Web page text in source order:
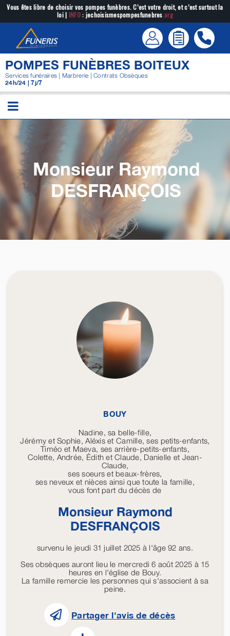
Passer
contenu
Vous êtes libre de choisir vos pompes funèbres. C’est votre droit, et c’est surtout la
loi | INFO: jechoisismespompesfunebres.org
POMPES FUNÈBRES BOITEUX
Services funéraires | Marbrerie | Contrats Obsèques
24h/24 | 7j/7
Monsieur Raymond
DESFRANÇOIS
BOUY
Nadine, sa belle-fille,
Jérémy et Sophie, Aléxis et Camille, ses petits-enfants,
Timéo et Maeva, ses arrière-petits-enfants,
Colette, Andrée, Édith et Claude, Danielle et Jean-
Claude,
ses soeurs et beaux-frères,
ses neveux et nièces ainsi que toute la famille,
vous font part du décès de
Monsieur Raymond
DESFRANÇOIS
survenu le jeudi 31 juillet 2025 à l'âge 92 ans.
Ses obsèques auront lieu le mercredi 6 août 2025 à 15
heures en l'église de Bouy.
La famille remercie les personnes qui s'associent à sa
peine.
Partager l'avis de décès